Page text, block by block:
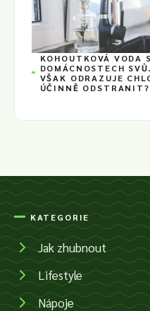
KOHOUTKOVÁ VODA
DOMÁCNOSTECH
VŠAK ODRAZUJE
ÚČINNĚ ODSTRANIT?
KATEGORIE
Jak zhubnout
Lifestyle
Nápoje